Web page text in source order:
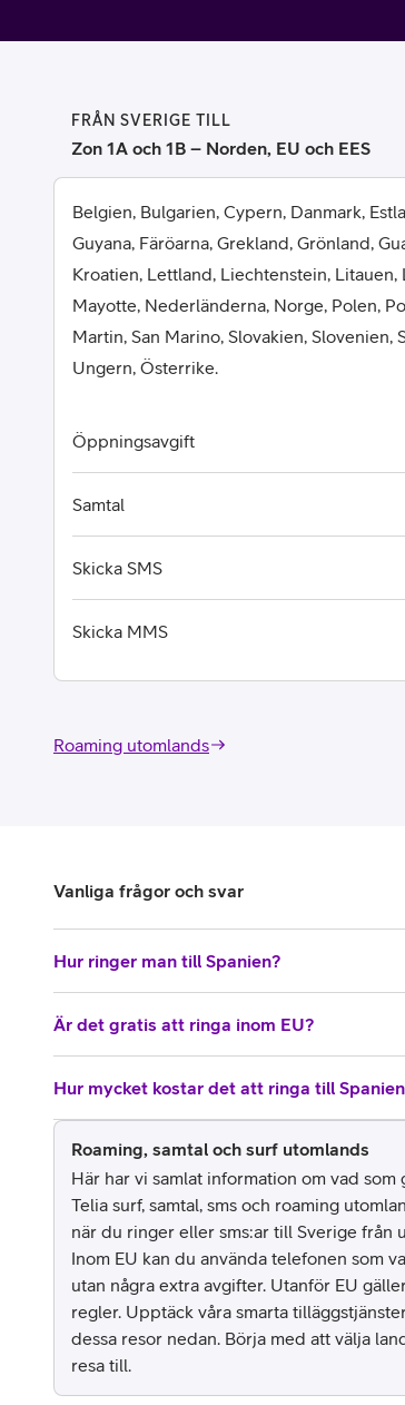
Laddare
Hörlurar
Smartwatches
Apple Watch
Samsung Galaxy Watch
FRÅN SVERIGE TILL
Zon 1A och 1B – Norden, EU och EES
Belgien, Bulgarien, Cypern, Danmark,
Guyana, Färöarna, Grekland, Grönland,
Kroatien, Lettland, Liechtenstein,
Mayotte, Nederländerna, Norge, Polen,
Martin, San Marino, Slovakien, Slovenien,
Ungern, Österrike.
Öppningsavgift
Samtal
Skicka SMS
Skicka MMS
Roaming utomlands
Vanliga frågor och svar
Hur ringer man till Spanien?
Är det gratis att ringa inom EU?
Hur mycket kostar det att ringa till
Roaming, samtal och surf utomlands
Här har vi samlat information om vad som
Telia surf, samtal, sms och roaming
när du ringer eller sms:ar till Sverige från
Inom EU kan du använda telefonen som
utan några extra avgifter. Utanför EU
regler. Upptäck våra smarta
dessa resor nedan. Börja med att välja
resa till.